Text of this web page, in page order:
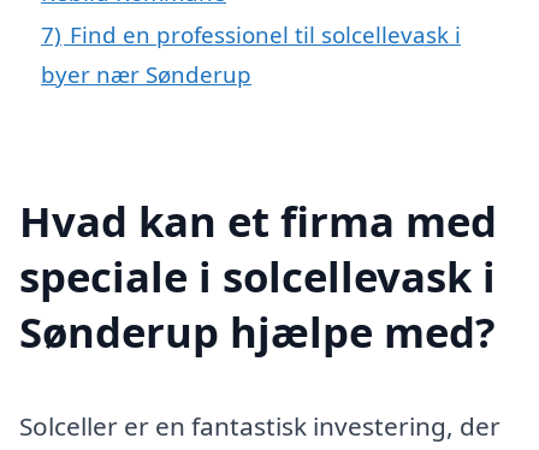
7) Find en professionel til solcellevask i
byer nær Sønderup
Hvad kan et firma med
speciale i solcellevask i
Sønderup hjælpe med?
Solceller er en fantastisk investering, der